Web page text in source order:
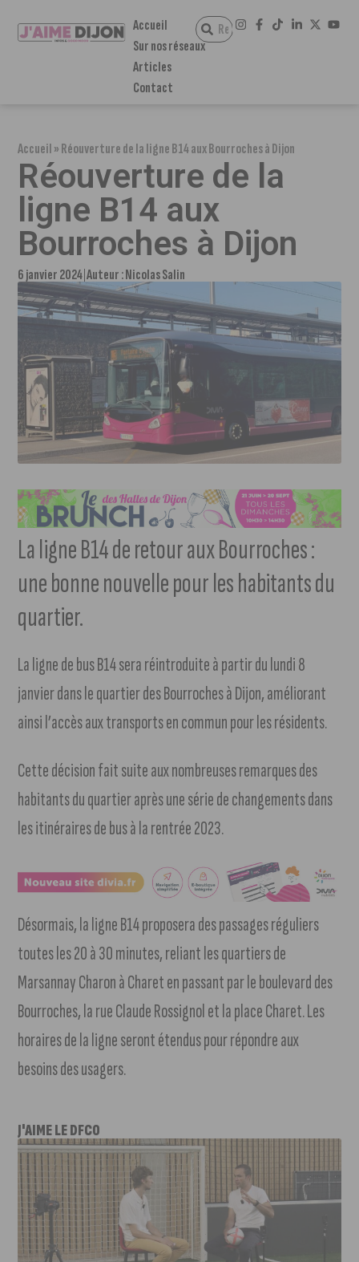
Accueil
Sur nos réseaux
Articles
Contact
Accueil»Réouverture de la ligne B14 aux Bourroches à Dijon
Réouverture de la
ligne B14 aux
Bourroches à Dijon
6 janvier 2024 Auteur :Nicolas Salin
La ligne B14 de retour aux Bourroches :
une bonne nouvelle pour les habitants du
quartier.
La ligne de bus B14 sera réintroduite à partir du lundi 8
janvier dans le quartier des Bourroches à Dijon, améliorant
ainsi l’accès aux transports en commun pour les résidents.
Cette décision fait suite aux nombreuses remarques des
habitants du quartier après une série de changements dans
les itinéraires de bus à la rentrée 2023.
Désormais, la ligne B14 proposera des passages réguliers
toutes les 20 à 30 minutes, reliant les quartiers de
Marsannay Charon à Charet en passant par le boulevard des
Bourroches, la rue Claude Rossignol et la place Charet. Les
horaires de la ligne seront étendus pour répondre aux
besoins des usagers.
J'AIME LE DFCO